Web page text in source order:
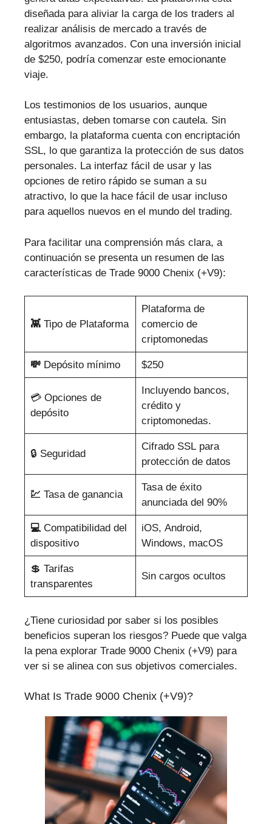
diseñada para aliviar la carga de los traders al
realizar análisis de mercado a través de
algoritmos avanzados. Con una inversión inicial
de $250, podría comenzar este emocionante
viaje.
Los testimonios de los usuarios, aunque
entusiastas, deben tomarse con cautela. Sin
embargo, la plataforma cuenta con encriptación
SSL, lo que garantiza la protección de sus datos
personales. La interfaz fácil de usar y las
opciones de retiro rápido se suman a su
atractivo, lo que la hace fácil de usar incluso
para aquellos nuevos en el mundo del trading.
Para facilitar una comprensión más clara, a
continuación se presenta un resumen de las
características de Trade 9000 Chenix (+V9):
👾Tipo de Plataforma
Plataforma de
comercio de
criptomonedas
💸Depósito mínimo $250
💳 Opciones de
depósito
Incluyendo bancos,
crédito y
criptomonedas.
🔒 Seguridad
Cifrado SSL para
protección de datos
💹 Tasa de ganancia
Tasa de éxito
anunciada del 90%
💻Compatibilidad del
dispositivo
iOS, Android,
Windows, macOS
💲 Tarifas
transparentes
Sin cargos ocultos
¿Tiene curiosidad por saber si los posibles
beneficios superan los riesgos? Puede que valga
la pena explorar Trade 9000 Chenix (+V9) para
ver si se alinea con sus objetivos comerciales.
What Is Trade 9000 Chenix (+V9)?